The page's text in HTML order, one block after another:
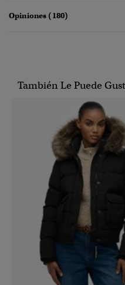
Opiniones (180)
También Le Puede